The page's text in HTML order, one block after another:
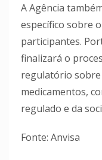
A Agência
específico sobre
participantes.
finalizará o
regulatório sobre
medicamentos,
regulado e da
Fonte: Anvisa